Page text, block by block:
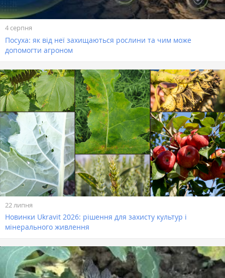
4 серпня
Посуха: як від неї захищаються рослини та чим може
допомогти агроном
22 липня
Новинки Ukravit 2026: рішення для захисту культур і
мінерального живлення